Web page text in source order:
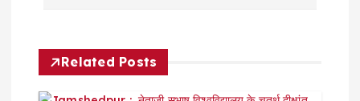
v
Related Posts